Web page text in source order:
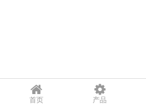
首页 产品